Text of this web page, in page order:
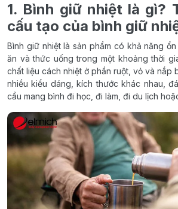
1. Bình giữ nhiệt là gì?
cấu tạo của bình giữ
Bình giữ nhiệt là sản phẩm có khả năng
ăn và thức uống trong một khoảng thời
chất liệu cách nhiệt ở phần ruột, vỏ và nắp
nhiều kiểu dáng, kích thước khác nhau,
cầu mang bình đi học, đi làm, đi du lịch